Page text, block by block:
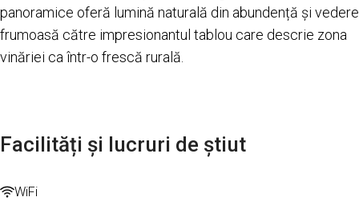
panoramice oferă lumină naturală din abundență și vedere
frumoasă către impresionantul tablou care descrie zona
vinăriei ca într-o frescă rurală.
Facilități și lucruri de știut
WiFi